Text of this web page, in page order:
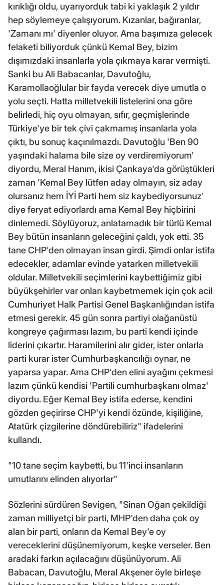
kırıklığı oldu, uyarıyorduk tabi ki yaklaşık 2 yıldır
hep söylemeye çalışıyorum. Kızanlar, bağıranlar,
'Zamanı mı' diyenler oluyor. Ama başımıza gelecek
felaketi biliyorduk çünkü Kemal Bey, bizim
dışımızdaki insanlarla yola çıkmaya karar vermişti.
Sanki bu Ali Babacanlar, Davutoğlu,
Karamollaoğlular bir fayda verecek diye umutla o
yolu seçti. Hatta milletvekili listelerini ona göre
belirledi, hiç oyu olmayan, sıfır, geçmişlerinde
Türkiye'ye bir tek çivi çakmamış insanlarla yola
çıktı, bu sonuç kaçınılmazdı. Davutoğlu 'Ben 90
yaşındaki halama bile size oy verdiremiyorum'
diyordu, Meral Hanım, ikisi Çankaya'da görüştükleri
zaman 'Kemal Bey lütfen aday olmayın, siz aday
olursanız hem İYİ Parti hem siz kaybediyorsunuz'
diye feryat ediyorlardı ama Kemal Bey hiçbirini
dinlemedi. Söylüyoruz, anlatamadık bir türlü Kemal
Bey bütün insanların geleceğini çaldı, yok etti. 35
tane CHP'den olmayan insan girdi. Şimdi onlar istifa
edecekler, adamlar evinde yatarken milletvekili
oldular. Milletvekili seçimlerini kaybettiğimiz gibi
büyükşehirler var onları kaybetmemek için çok acil
Cumhuriyet Halk Partisi Genel Başkanlığından istifa
etmesi gerekir. 45 gün sonra partiyi olağanüstü
kongreye çağırması lazım, bu parti kendi içinde
liderini çıkartır. Haramilerini alır gider, ister onlarla
parti kurar ister Cumhurbaşkancılığı oynar, ne
yaparsa yapar. Ama CHP'den elini ayağını çekmesi
lazım çünkü kendisi 'Partili cumhurbaşkanı olmaz'
diyordu. Eğer Kemal Bey istifa ederse, kendini
gözden geçirirse CHP'yi kendi özünde, kişiliğine,
Atatürk çizgilerine döndürebiliriz" ifadelerini
kullandı.
"10 tane seçim kaybetti, bu 11'inci insanların
umutlarını elinden alıyorlar"
Sözlerini sürdüren Sevigen, "Sinan Oğan çekildiği
zaman milliyetçi bir parti, MHP'den daha çok oy
alan bir parti, onların da Kemal Bey'e oy
vereceklerini düşünemiyorum, keşke verseler. Ben
aradaki farkın açılacağını düşünüyorum. Ali
Babacan, Davutoğlu, Meral Akşener öyle birleşe